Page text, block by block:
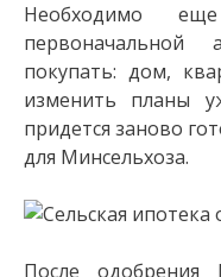
Необходимо
первоначальной
покупать: дом,
изменить планы
придется заново
для Минсельхоза.
После одобрения